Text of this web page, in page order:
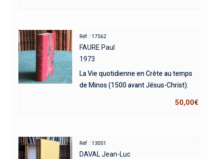
Réf : 17562
FAURE Paul
1973
La Vie quotidienne en Crète au temps
de Minos (1500 avant Jésus-Christ).
50,00€
Réf : 13051
DAVAL Jean-Luc